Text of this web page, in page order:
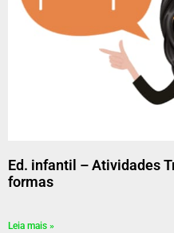
Ed. infantil – Atividades
formas
Leia mais »